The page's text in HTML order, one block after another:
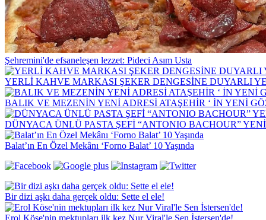
Şehremini'de efsaneleşen lezzet: Pideci Asım Usta
YERLİ KAHVE MARKASI ŞEKER DENGESİNE DUYARLI
BALIK VE MEZENİN YENİ ADRESİ ATAŞEHİR ‘ İN YENİ
DÜNYACA ÜNLÜ PASTA ŞEFİ “ANTONIO BACHOUR”
Balat’ın En Özel Mekânı ‘Forno Balat’ 10 Yaşında
Bir dizi aşkı daha gerçek oldu: Sette el ele!